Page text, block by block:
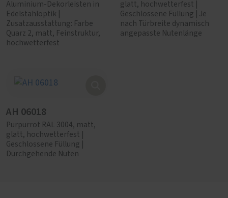
Aluminium-Dekorleisten in
Edelstahloptik |
Zusatzausstattung: Farbe
Quarz 2, matt, Feinstruktur,
hochwetterfest
glatt, hochwetterfest |
Geschlossene Füllung | Je
nach Türbreite dynamisch
angepasste Nutenlänge
AH 06018
Purpurrot RAL 3004, matt,
glatt, hochwetterfest |
Geschlossene Füllung |
Durchgehende Nuten